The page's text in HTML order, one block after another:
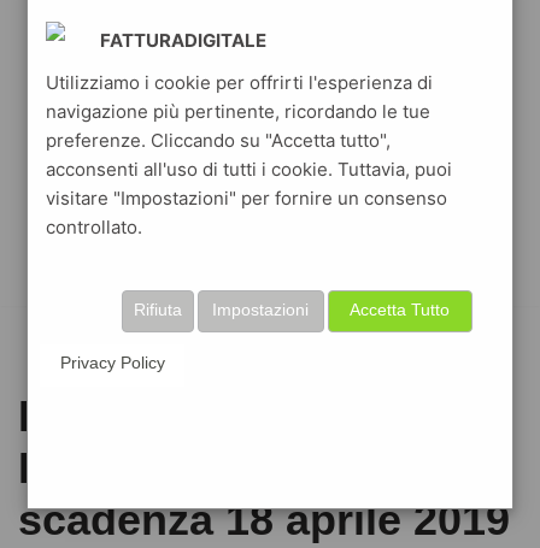
FATTURA
ELETTRONICA : nuova
scadenza 18 aprile 2019
FATTURADIGITALE
Utilizziamo i cookie per offrirti l'esperienza di
navigazione più pertinente, ricordando le tue
preferenze. Cliccando su "Accetta tutto",
acconsenti all'uso di tutti i cookie. Tuttavia, puoi
visitare "Impostazioni" per fornire un consenso
controllato.
Accetta Tutto
Impostazioni
Rifiuta
Privacy Policy